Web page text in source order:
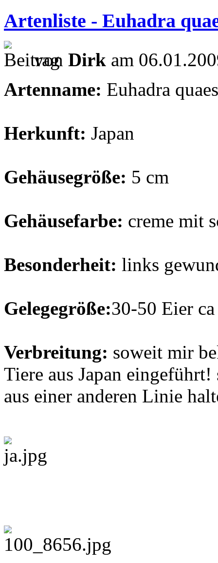
Artenliste - Euhadra
von Dirk am
Artenname: Euhadra
Herkunft: Japan
Gehäusegröße: 5 cm
Gehäusefarbe: creme mit
Besonderheit: links
Gelegegröße:30-50 Eier
Verbreitung: soweit mir
Tiere aus Japan
aus einer anderen Linie